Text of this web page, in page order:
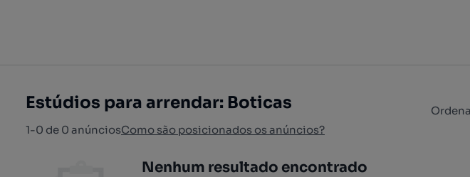
Estúdios para arrendar: Boticas
1-0 de 0 anúnciosComo são posicionados os anúncios?
Nenhum resultado encontrado